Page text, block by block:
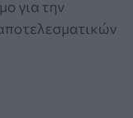
για την